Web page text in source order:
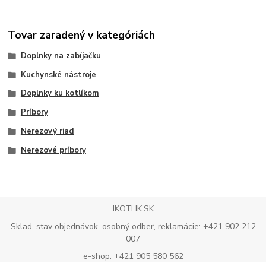
Tovar zaradený v kategóriách
Doplnky na zabíjačku
Kuchynské nástroje
Doplnky ku kotlíkom
Príbory
Nerezový riad
Nerezové príbory
IKOTLIK.SK
Sklad, stav objednávok, osobný odber, reklamácie: +421 902 212
007
e-shop: +421 905 580 562